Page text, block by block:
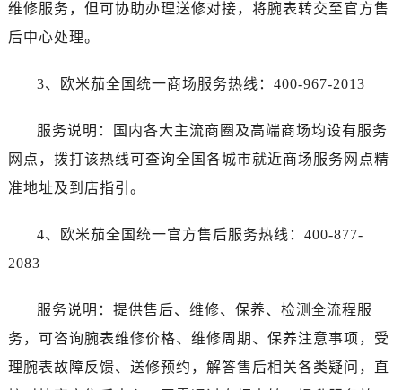
维修服务，但可协助办理送修对接，将腕表转交至官方售
后中心处理。
3、欧米茄全国统一商场服务热线：400-967-2013
服务说明：国内各大主流商圈及高端商场均设有服务
网点，拨打该热线可查询全国各城市就近商场服务网点精
准地址及到店指引。
4、欧米茄全国统一官方售后服务热线：400-877-
2083
服务说明：提供售后、维修、保养、检测全流程服
务，可咨询腕表维修价格、维修周期、保养注意事项，受
理腕表故障反馈、送修预约，解答售后相关各类疑问，直